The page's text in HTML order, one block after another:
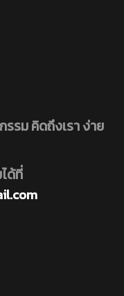
รม คิดถึงเรา ง่าย
ด้ที่